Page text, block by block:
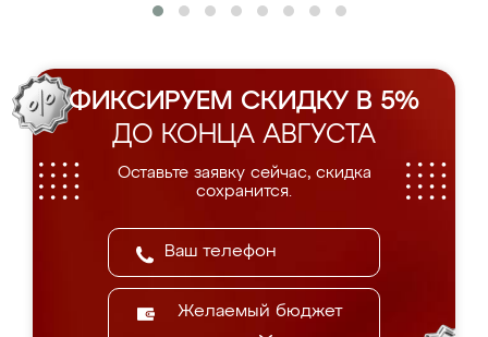
ФИКСИРУЕМ СКИДКУ В 5%
ДО КОНЦА АВГУСТА
Оставьте заявку сейчас, скидка
сохранится.
Желаемый бюджет